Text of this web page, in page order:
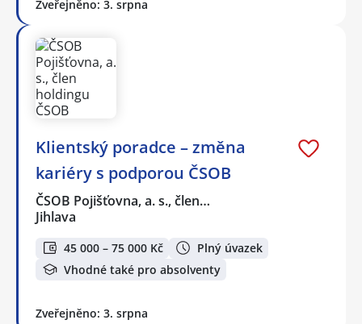
Zveřejněno: 3. srpna
Klientský poradce – změna
kariéry s podporou ČSOB
ČSOB Pojišťovna, a. s., člen…
Jihlava
45 000 – 75 000 Kč
Plný úvazek
Vhodné také pro absolventy
Zveřejněno: 3. srpna